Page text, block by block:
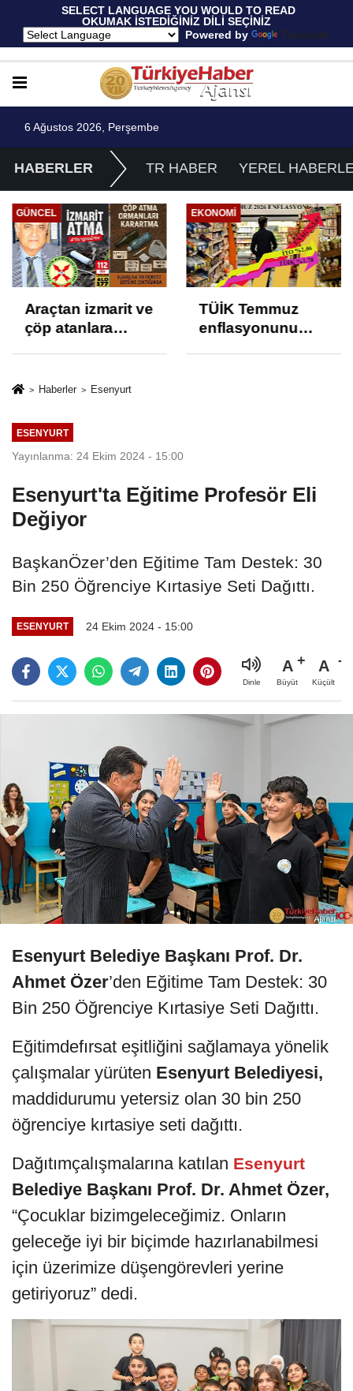
SELECT LANGUAGE YOU WOULD TO READ
OKUMAK İSTEDİĞİNİZ DİLİ SEÇİNİZ
Powered by
Translate
6 Ağustos 2026, Perşembe
HABERLER TR HABER YEREL
GÜNCEL
Araçtan izmarit ve
çöp atanlara
izmariti
EKONOMI
TÜİK Temmuz
enflasyonunu
Haberler Esenyurt
ESENYURT
Yayınlanma: 24 Ekim 2024 - 15:00
Esenyurt'ta Eğitime Profesör Eli
Değiyor
BaşkanÖzer’den Eğitime Tam Destek: 30
Bin 250 Öğrenciye Kırtasiye Seti Dağıttı.
ESENYURT 24 Ekim 2024 - 15:00
Dinle
A
Büyüt
A
Küçült
Esenyurt Belediye Başkanı Prof. Dr.
Ahmet Özer’den Eğitime Tam Destek: 30
Bin 250 Öğrenciye Kırtasiye Seti Dağıttı.
Eğitimdefırsat eşitliğini sağlamaya yönelik
çalışmalar yürüten Esenyurt Belediyesi,
maddidurumu yetersiz olan 30 bin 250
öğrenciye kırtasiye seti dağıttı.
Dağıtımçalışmalarına katılan Esenyurt
Belediye Başkanı Prof. Dr. Ahmet Özer,
“Çocuklar bizimgeleceğimiz. Onların
geleceğe iyi bir biçimde hazırlanabilmesi
için üzerimize düşengörevleri yerine
getiriyoruz” dedi.